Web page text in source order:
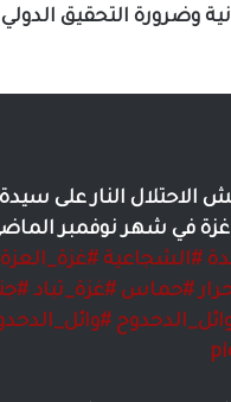
وضرورة التحقيق
الاحتلال النار على
في شهر نوفمبر
#الشجاعية #غزة_العزة
#حماس #غزة_تباد